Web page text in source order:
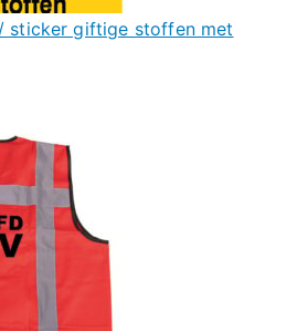
sticker giftige stoffen met